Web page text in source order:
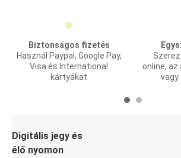
Biztonságos fizetés
Használ Paypal, Google Pay,
Visa és International
kártyákat
online, az
vagy
Digitális jegy és
élő nyomon